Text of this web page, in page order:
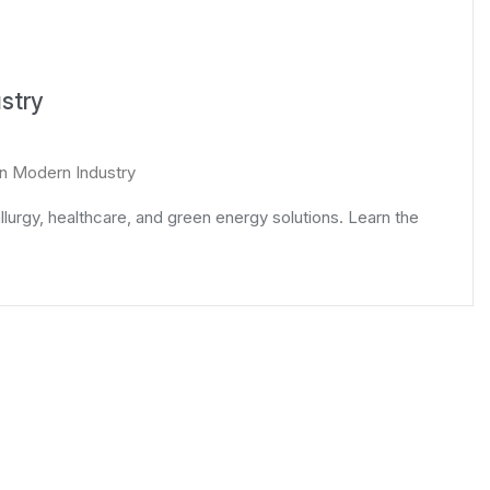
Modern Industry
healthcare, and green energy solutions. Learn the